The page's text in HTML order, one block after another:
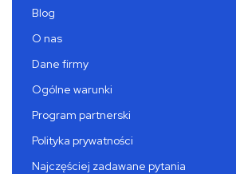
Blog
O nas
Dane firmy
Ogólne warunki
Program partnerski
Polityka prywatności
Najczęściej zadawane pytania